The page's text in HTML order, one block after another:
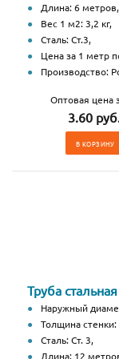
Длина: 6 метров,
Вес 1 м2: 3,2 кг,
Сталь: Ст.3,
Цена за 1 метр
Производство:
Оптовая цена
3.60
В КОРЗИНУ
Труба
Наружный
Толщина
Сталь: Ст. 3,
Длина: 12